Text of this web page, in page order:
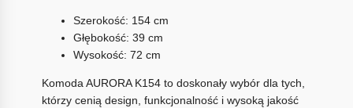
Szerokość: 154 cm
Głębokość: 39 cm
Wysokość: 72 cm
Komoda AURORA K154 to doskonały wybór dla tych,
którzy cenią design, funkcjonalność i wysoką jakość